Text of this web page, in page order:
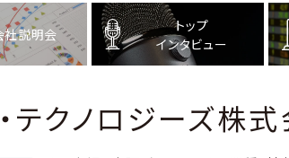
社説明会
トップ
インタビュー
テクノロジーズ株